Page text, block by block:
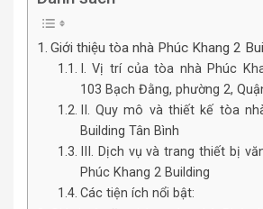
Giới thiệu tòa nhà Phúc Khang 2
I. Vị trí của tòa nhà Phúc
103 Bạch Đằng, phường 2,
II. Quy mô và thiết kế tòa
Building Tân Bình
III. Dịch vụ và trang thiết bị
Phúc Khang 2 Building
Các tiện ích nổi bật: